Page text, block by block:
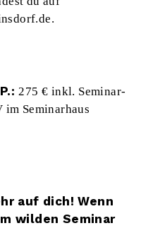
.
275 € inkl. Seminar-
Seminarhaus
auf dich! Wenn
wilden Seminar